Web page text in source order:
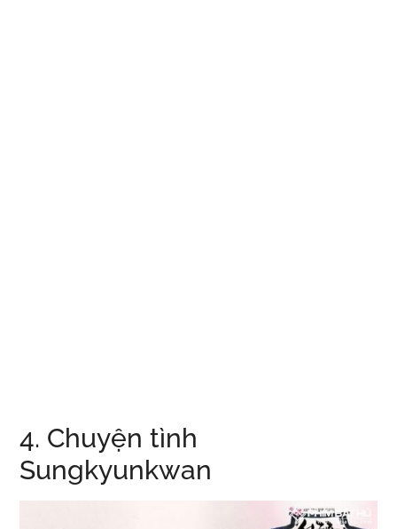
4. Chuyện tình
Sungkyunkwan